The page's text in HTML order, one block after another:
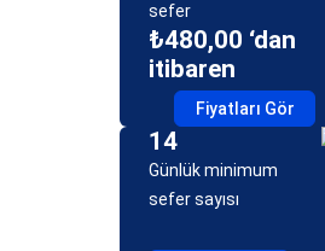
sefer
₺480,00 ‘dan
itibaren
Fiyatları Gör
14
Günlük minimum
sefer sayısı